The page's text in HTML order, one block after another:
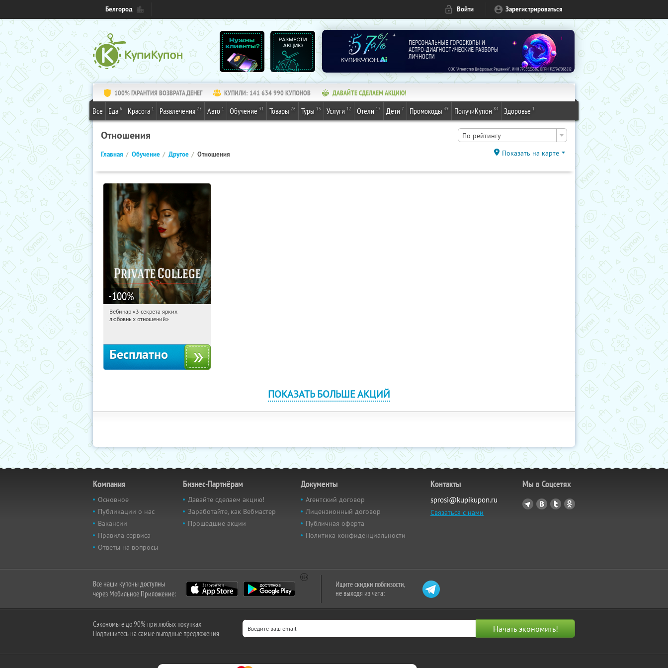
Белгород Войти Зарегистрироваться
100% ГАРАНТИЯ ВОЗВРАТА ДЕНЕГ КУПИЛИ: 141 634 990КУПОНОВ ДАВАЙТЕ СДЕЛАЕМ АКЦИЮ!
Все Еда 6 Красота 1 Развлечения 25 Авто 1 Обучение 31 Товары 26 Туры 13 Услуги 12 Отели 17 Дети 7 Промокоды 49 ПолучиКупон 84 Здоровье 1
Отношения По рейтингу
Главная Обучение Другое Отношения Показать на карте
-100%
15:47:05 Получили:
Вебинар «3 секрета ярких
любовных отношений»
Бесплатно
ПОКАЗАТЬ БОЛЬШЕ АКЦИЙ
Компания
Основное
Публикации о нас
Вакансии
Правила сервиса
Ответы на вопросы
Бизнес-Партнёрам
Давайте сделаем акцию!
Заработайте, как Вебмастер
Прошедшие акции
Документы
Агентский договор
Лицензионный договор
Публичная оферта
Политика конфиденциальности
Контакты
sprosi@kupikupon.ru
Связаться с нами
Мы в Соцсетях
Все наши купоны доступны
через Мобильное Приложение:
Ищите скидки поблизости,
не выходя из чата:
Сэкономьте до 90% при любых покупках
Подпишитесь на самые выгодные предложения